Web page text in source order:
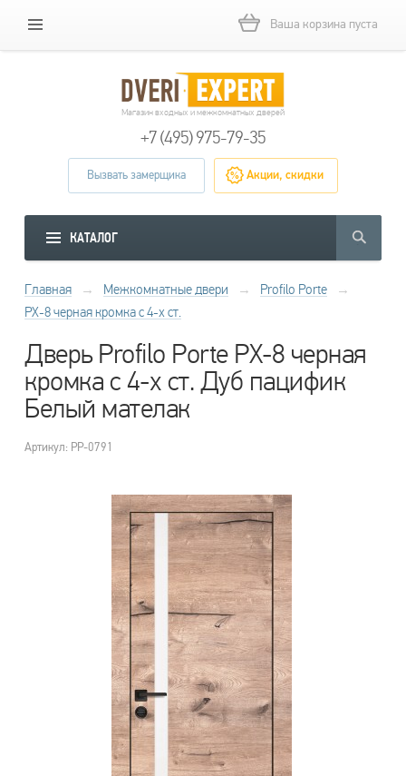
Ваша корзина пуста
Магазин входных и межкомнатных дверей
+7 (495) 975-79-35
Вызвать замерщика Акции, скидки
КАТАЛОГ
Главная → Межкомнатные двери → Profilo Porte
→
PX-8 черная кромка с 4-х ст.
Дверь Profilo Porte PX-8 черная
кромка с 4-х ст. Дуб пацифик
Белый мателак
Артикул: PP-0791